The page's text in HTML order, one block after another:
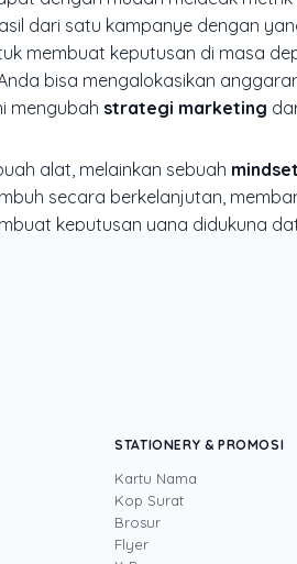
dari satu kampanye dengan
membuat keputusan di masa
bisa mengalokasikan
mengubah strategi marketing
alat, melainkan sebuah mindset
secara berkelanjutan,
keputusan yang didukung
lebih dari 8 tahun di bidang project
brosur, banner, kartu nama, dan
pengalaman langsung
tujuan bisnis.
STATIONERY & PROMOSI
Kartu Nama
Kop Surat
Brosur
Flyer